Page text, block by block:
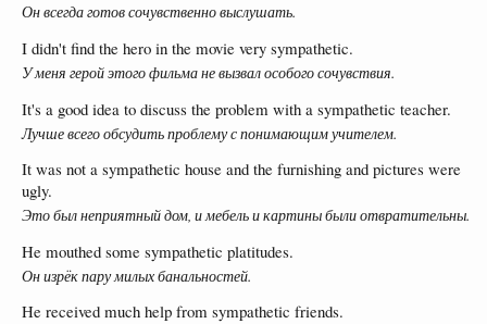
Он всегда готов сочувственно выслушать.
I didn't find the hero in the movie very sympathetic.
У меня герой этого фильма не вызвал особого сочувствия.
It's a good idea to discuss the problem with a sympathetic teacher.
Лучше всего обсудить проблему с понимающим учителем.
It was not a sympathetic house and the furnishing and pictures were
ugly.
Это был неприятный дом, и мебель и картины были отвратительны.
He mouthed some sympathetic platitudes.
Он изрёк пару милых банальностей.
He received much help from sympathetic friends.